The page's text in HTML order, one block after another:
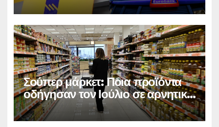
Σούπερ μάρκετ: Ποια προϊόντα
οδήγησαν τον Ιούλιο σε αρνητικό
πληθωρισμό